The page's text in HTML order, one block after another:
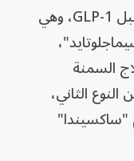
بدأ التحول مع أدوية ناهضات مستقبل GLP-1، وهي
السمنة
الثاني،
"ساكسيندا"